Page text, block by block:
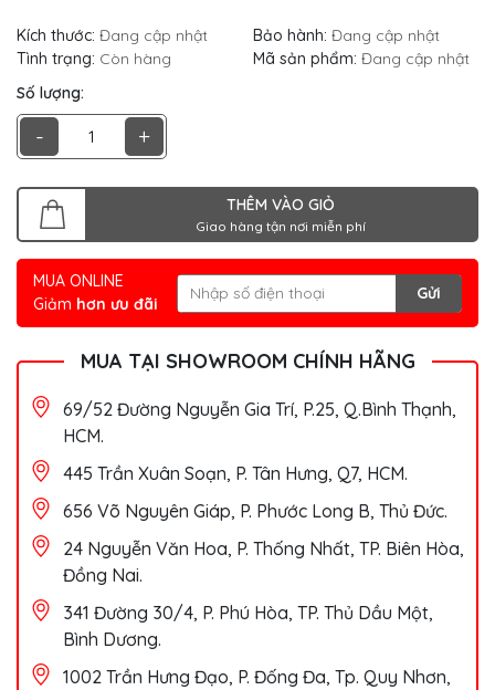
Kích thước: Đang cập nhật Bảo hành: Đang cập nhật
Tình trạng: Còn hàng Mã sản phẩm: Đang cập nhật
Số lượng:
- +
THÊM VÀO GIỎ
Giao hàng tận nơi miễn phí
MUA ONLINE
Giảm hơn ưu đãi
Gửi
MUA TẠI SHOWROOM CHÍNH HÃNG
69/52 Đường Nguyễn Gia Trí, P.25, Q.Bình Thạnh,
HCM.
445 Trần Xuân Soạn, P. Tân Hưng, Q7, HCM.
656 Võ Nguyên Giáp, P. Phước Long B, Thủ Đức.
24 Nguyễn Văn Hoa, P. Thống Nhất, TP. Biên Hòa,
Đồng Nai.
341 Đường 30/4, P. Phú Hòa, TP. Thủ Dầu Một,
Bình Dương.
1002 Trần Hưng Đạo, P. Đống Đa, Tp. Quy Nhơn,